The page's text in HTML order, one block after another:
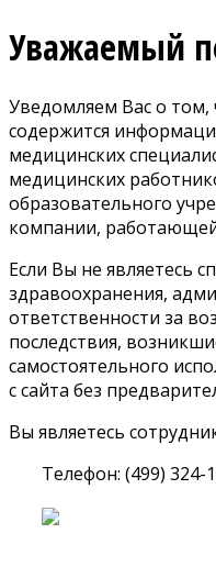
Уважаемый
Уведомляем Вас о том,
содержится
медицинских
медицинских
образовательного
компании,
Если Вы не являетесь
здравоохранения,
ответственности за
последствия,
самостоятельного
с сайта без
Вы являетесь
Телефон: (499) 324-